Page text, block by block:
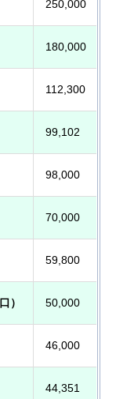
250,000
180,000
112,300
99,102
98,000
70,000
59,800
） 50,000
46,000
44,351